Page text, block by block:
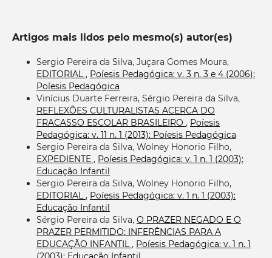
Artigos mais lidos pelo mesmo(s) autor(es)
Sergio Pereira da Silva, Juçara Gomes Moura,
EDITORIAL, Poíesis Pedagógica: v. 3 n. 3 e 4 (2006):
Poíesis Pedagógica
Vinícius Duarte Ferreira, Sérgio Pereira da Silva,
REFLEXÕES CULTURALISTAS ACERCA DO
FRACASSO ESCOLAR BRASILEIRO , Poíesis
Pedagógica: v. 11 n. 1 (2013): Poíesis Pedagógica
Sergio Pereira da Silva, Wolney Honorio Filho,
EXPEDIENTE , Poíesis Pedagógica: v. 1 n. 1 (2003):
Educação Infantil
Sergio Pereira da Silva, Wolney Honorio Filho,
EDITORIAL, Poíesis Pedagógica: v. 1 n. 1 (2003):
Educação Infantil
Sérgio Pereira da Silva, O PRAZER NEGADO E O
PRAZER PERMITIDO: INFERÊNCIAS PARA A
EDUCAÇÃO INFANTIL, Poíesis Pedagógica: v. 1 n. 1